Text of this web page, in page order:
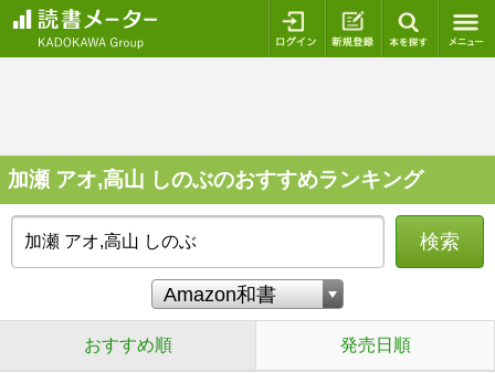
ログイン 新規登録
加瀬 アオ,高山 しのぶのおすすめランキング
検索
おすすめ順 発売日順